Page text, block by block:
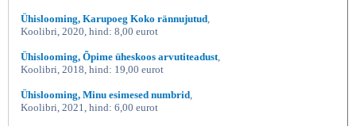
Flamingod ja nende sulelised
Ühislooming, Karupoeg Koko rännujutud
Koolibri, 2020, hind: 8,00 eurot
Ühislooming, Õpime üheskoos arvutiteadust
Koolibri, 2018, hind: 19,00 eurot
Ühislooming, Minu esimesed numbrid
Koolibri, 2021, hind: 6,00 eurot